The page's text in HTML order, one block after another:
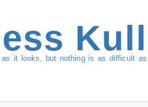
it looks, but nothing is as difficult